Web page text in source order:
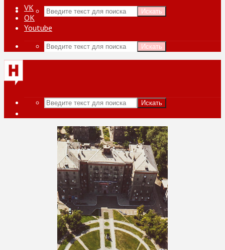
Искать
VK
ОК
Youtube
Искать
Искать